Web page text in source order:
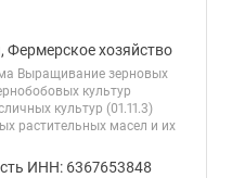
Фермерское хозяйство
Выращивание зерновых
культур
культур (01.11.3)
растительных масел и их
ИНН: 6367653848